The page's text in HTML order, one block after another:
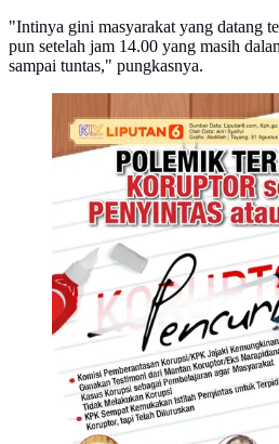
"Intinya gini masyarakat yang datang
pun setelah jam 14.00 yang masih
sampai tuntas," pungkasnya.